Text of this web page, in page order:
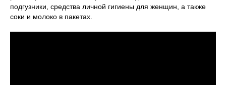
подгузники, средства личной гигиены для женщин, а также
соки и молоко в пакетах.